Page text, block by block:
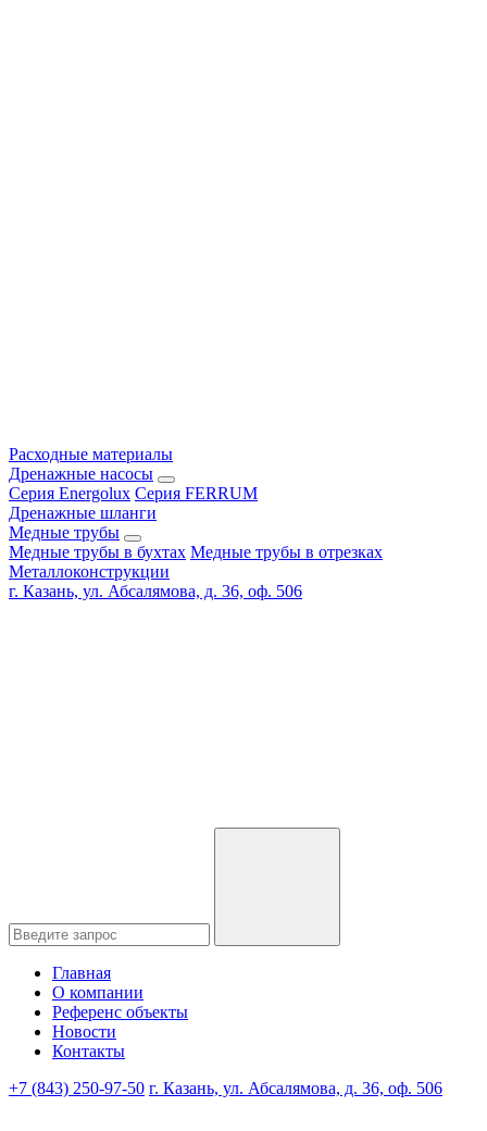
Расходные материалы
Дренажные насосы
Серия Energolux Серия FERRUM
Дренажные шланги
Медные трубы
Медные трубы в бухтах Медные трубы в отрезках
Металлоконструкции
г. Казань, ул. Абсалямова, д. 36, оф. 506
Главная
О компании
Референс объекты
Новости
Контакты
+7 (843) 250-97-50 г. Казань, ул. Абсалямова, д. 36, оф. 506